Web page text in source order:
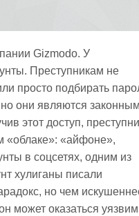
Gizmodo. У
Преступникам не
просто подбирать
они являются законным
этот доступ,
«облаке»: «айфоне»,
в соцсетях, одним из
хулиганы писали
но чем
может оказаться